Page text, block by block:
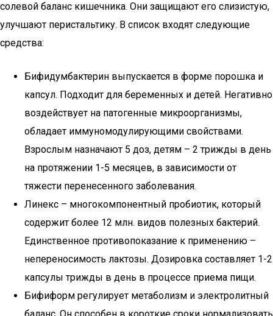
солевой баланс кишечника. Они защищают его слизистую,
улучшают перистальтику. В список входят следующие
средства:
Бифидумбактерин выпускается в форме порошка и
капсул. Подходит для беременных и детей. Негативно
воздействует на патогенные микроорганизмы,
обладает иммуномодулирующими свойствами.
Взрослым назначают 5 доз, детям – 2 трижды в день
на протяжении 1-5 месяцев, в зависимости от
тяжести перенесенного заболевания.
Линекс – многокомпонентный пробиотик, который
содержит более 12 млн. видов полезных бактерий.
Единственное противопоказание к применению –
непереносимость лактозы. Дозировка составляет 1-2
капсулы трижды в день в процессе приема пищи.
Бифиформ регулирует метаболизм и электролитный